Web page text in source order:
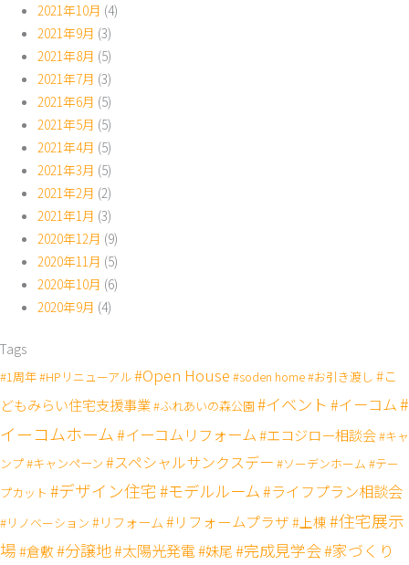
2021年10月 (4)
2021年9月 (3)
2021年8月 (5)
2021年7月 (3)
2021年6月 (5)
2021年5月 (5)
2021年4月 (5)
2021年3月 (5)
2021年2月 (2)
2021年1月 (3)
2020年12月 (9)
2020年11月 (5)
2020年10月 (6)
2020年9月 (4)
Tags
#1周年#HPリニューアル#Open House #soden home#お引き渡し #こ
どもみらい住宅支援事業#ふれあいの森公園 #イベント #イーコム#
イーコムホーム #イーコムリフォーム#エコジロー相談会#キャ
ンプ#キャンペーン#スペシャルサンクスデー #ソーデンホーム #テー
プカット #デザイン住宅 #モデルルーム#ライフプラン相談会
#リノベーション #リフォーム#リフォームプラザ#上棟#住宅展示
場#倉敷#分譲地#太陽光発電#妹尾#完成見学会#家づくり